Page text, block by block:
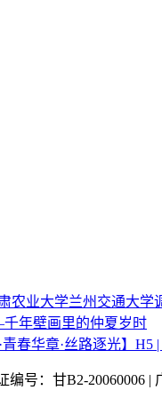
农业大学兰州交通大学
年壁画里的仲夏岁时
青春华章·丝路逐光】
号：甘B2-